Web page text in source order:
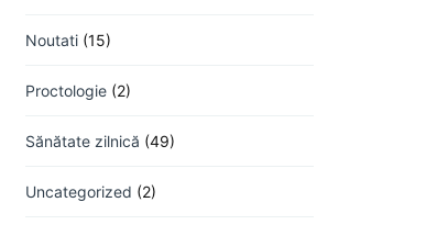
Noutati(15)
Proctologie(2)
Sănătate zilnică (49)
Uncategorized (2)